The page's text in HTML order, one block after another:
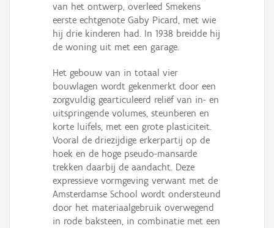
van het ontwerp, overleed Smekens
eerste echtgenote Gaby Picard, met wie
hij drie kinderen had. In 1938 breidde hij
de woning uit met een garage.
Het gebouw van in totaal vier
bouwlagen wordt gekenmerkt door een
zorgvuldig gearticuleerd reliëf van in- en
uitspringende volumes, steunberen en
korte luifels, met een grote plasticiteit.
Vooral de driezijdige erkerpartij op de
hoek en de hoge pseudo-mansarde
trekken daarbij de aandacht. Deze
expressieve vormgeving verwant met de
Amsterdamse School wordt ondersteund
door het materiaalgebruik overwegend
in rode baksteen, in combinatie met een